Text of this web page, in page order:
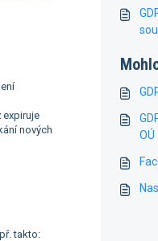
expiruje
nových
takto:
OÚ